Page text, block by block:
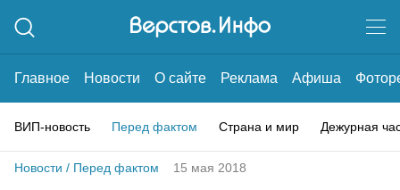
Главное Новости О сайте Реклама Афиша
ВИП-новость Перед фактом Страна и мир Дежурная
Новости / Перед фактом 15 мая 2018